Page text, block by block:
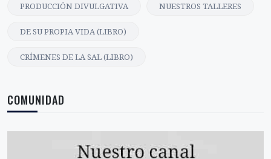
PRODUCCIÓN DIVULGATIVA NUESTROS TALLERES
DE SU PROPIA VIDA (LIBRO)
CRÍMENES DE LA SAL (LIBRO)
COMUNIDAD